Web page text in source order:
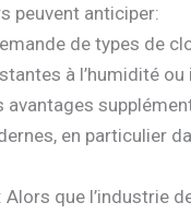
peuvent anticiper:
de types de
à l’humidité
en particulier
que l’industrie